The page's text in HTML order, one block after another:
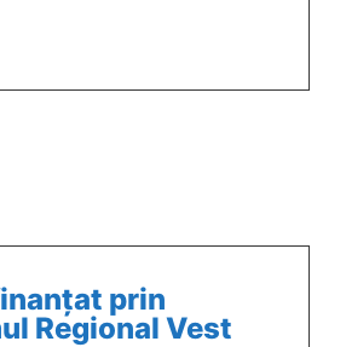
prin
Regional Vest